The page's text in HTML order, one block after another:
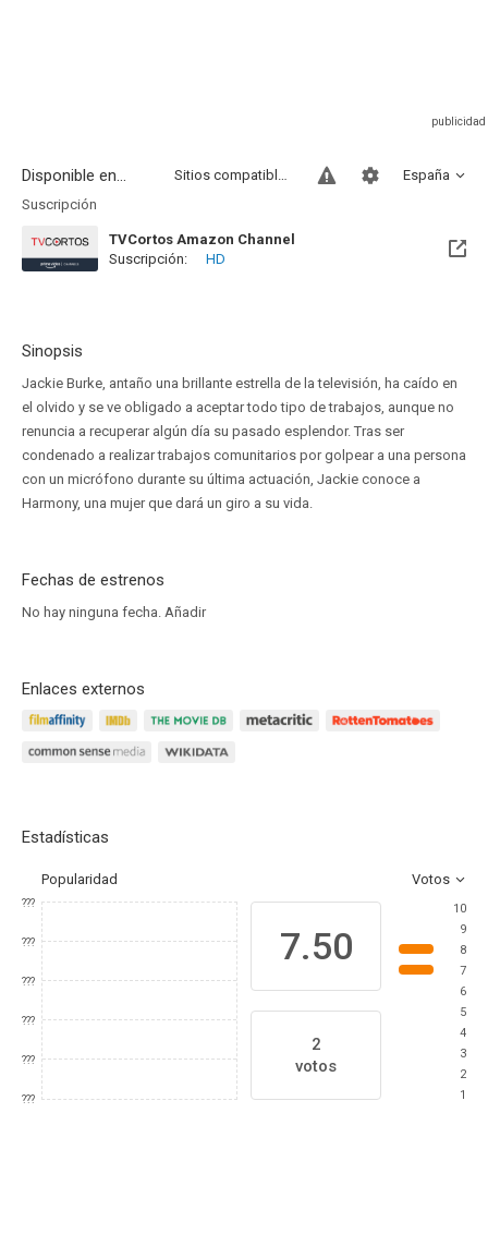
Disponible en... España
Sitios compatibles
Suscripción
TVCortos Amazon Channel
Suscripción:
HD
Sinopsis
Jackie Burke, antaño una brillante estrella de la televisión, ha caído en
el olvido y se ve obligado a aceptar todo tipo de trabajos, aunque no
renuncia a recuperar algún día su pasado esplendor. Tras ser
condenado a realizar trabajos comunitarios por golpear a una persona
con un micrófono durante su última actuación, Jackie conoce a
Harmony, una mujer que dará un giro a su vida.
Fechas de estrenos
No hay ninguna fecha. Añadir
Enlaces externos
Estadísticas
Popularidad Votos
???
???
???
???
???
???
7.50
2
votos
10
9
8
7
6
5
4
3
2
1